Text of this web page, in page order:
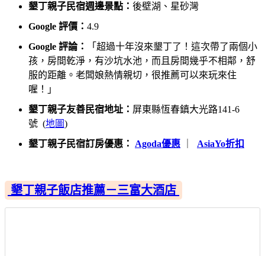
墾丁親子民宿週邊景點： 後壁湖、星砂灣
Google 評價： 4.9
Google 評論：
「超過十年沒來墾丁了！這次帶了兩個小
孩，房間乾淨，有沙坑水池，而且房間幾乎不相鄰，舒
服的距離。老闆娘熱情親切，很推薦可以來玩來住
喔！」
墾丁親子友善民宿地址： 屏東縣恆春鎮大光路141-6
號 (地圖)
墾丁親子民宿訂房優惠：
Agoda優惠 AsiaYo折扣
墾丁親子飯店推薦－三富大酒店